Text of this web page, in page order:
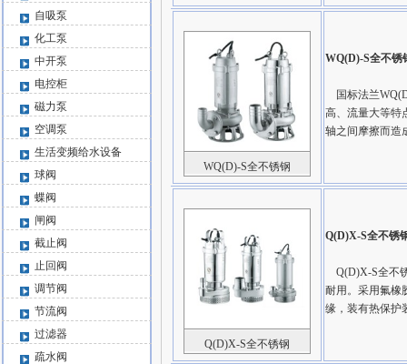
自吸泵
化工泵
中开泵
电控柜
磁力泵
空调泵
生活变频给水设备
球阀
蝶阀
闸阀
截止阀
止回阀
调节阀
节流阀
过滤器
疏水阀
WQ(D)-S全不锈钢
WQ(D)-S全不锈
国标法兰
高、流量大等特
轴之间摩擦而造
Q(D)X-S全不锈钢
Q(D)X-S全不锈
Q(D)X-S全不
耐用。采用氟橡
缘，装有热保护